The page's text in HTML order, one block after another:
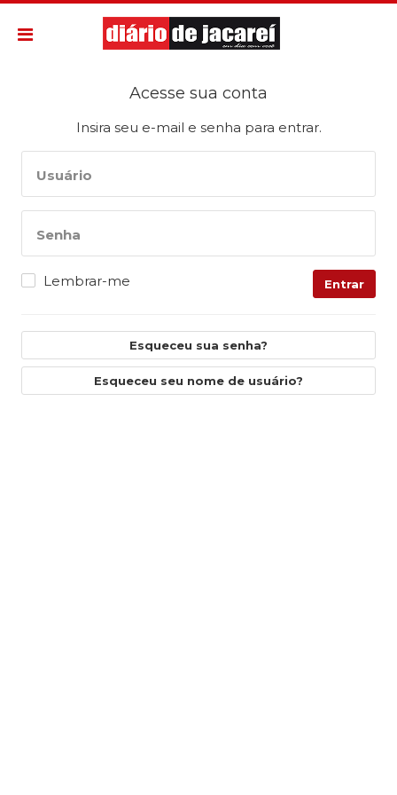
Acesse sua conta
Insira seu e-mail e senha para entrar.
Usuário
Senha
Lembrar-me Entrar
Esqueceu sua senha?
Esqueceu seu nome de usuário?